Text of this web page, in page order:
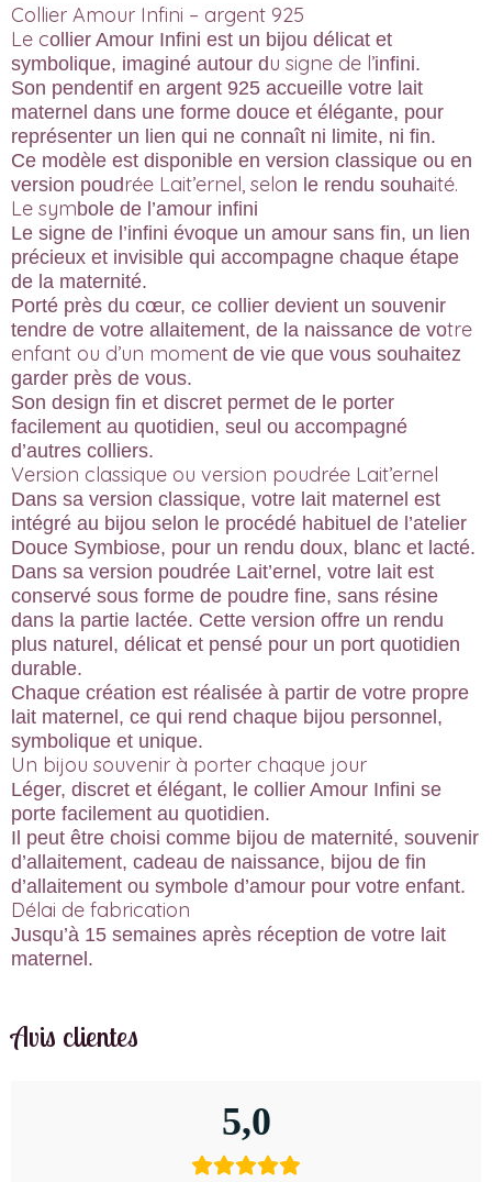
Collier Amour Infini – argent 925
Le collier Amour Infini est un bijou délicat et
symbolique, imaginé autour du signe de l’infini.
Son pendentif en argent 925 accueille votre lait
maternel dans une forme douce et élégante, pour
représenter un lien qui ne connaît ni limite, ni fin.
Ce modèle est disponible en version classique ou en
version poudrée Lait’ernel, selon le rendu souhaité.
Le symbole de l’amour infini
Le signe de l’infini évoque un amour sans fin, un lien
précieux et invisible qui accompagne chaque étape
de la maternité.
Porté près du cœur, ce collier devient un souvenir
tendre de votre allaitement, de la naissance de votre
enfant ou d’un moment de vie que vous souhaitez
garder près de vous.
Son design fin et discret permet de le porter
facilement au quotidien, seul ou accompagné
d’autres colliers.
Version classique ou version poudrée Lait’ernel
Dans sa version classique, votre lait maternel est
intégré au bijou selon le procédé habituel de l’atelier
Douce Symbiose, pour un rendu doux, blanc et lacté.
Dans sa version poudrée Lait’ernel, votre lait est
conservé sous forme de poudre fine, sans résine
dans la partie lactée. Cette version offre un rendu
plus naturel, délicat et pensé pour un port quotidien
durable.
Chaque création est réalisée à partir de votre propre
lait maternel, ce qui rend chaque bijou personnel,
symbolique et unique.
Un bijou souvenir à porter chaque jour
Léger, discret et élégant, le collier Amour Infini se
porte facilement au quotidien.
Il peut être choisi comme bijou de maternité, souvenir
d’allaitement, cadeau de naissance, bijou de fin
d’allaitement ou symbole d’amour pour votre enfant.
Délai de fabrication
Jusqu’à 15 semaines après réception de votre lait
maternel.
Avis clientes
5,0